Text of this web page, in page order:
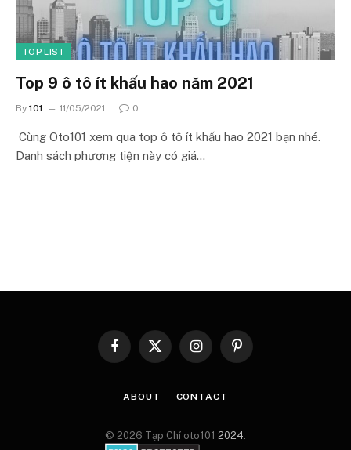
TOP LIST
Top 9 ô tô ít khấu hao năm 2021
By 101 11/05/2021 0
Cùng Oto101 xem qua top ô tô ít khấu hao 2021 bạn nhé.
Danh sách phương tiện này có giá…
Facebook
X
InstagramPinterest
ABOUT CONTACT
© 2026 Tạp Chí oto101 2024